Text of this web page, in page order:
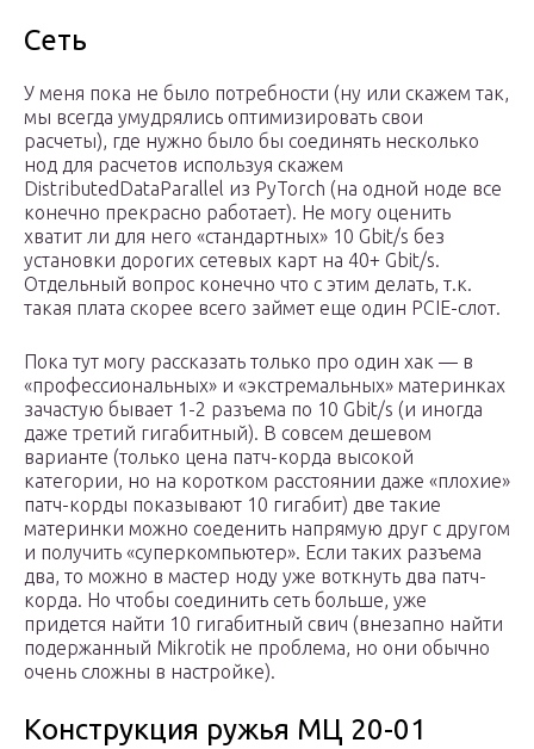
Сеть
У меня пока не было потребности (ну или скажем так,
мы всегда умудрялись оптимизировать свои
расчеты), где нужно было бы соединять несколько
нод для расчетов используя скажем
DistributedDataParallel из PyTorch (на одной ноде все
конечно прекрасно работает). Не могу оценить
хватит ли для него «стандартных» 10 Gbit/s без
установки дорогих сетевых карт на 40+ Gbit/s.
Отдельный вопрос конечно что с этим делать, т.к.
такая плата скорее всего займет еще один PCIE-слот.
Пока тут могу рассказать только про один хак — в
«профессиональных» и «экстремальных» материнках
зачастую бывает 1-2 разъема по 10 Gbit/s (и иногда
даже третий гигабитный). В совсем дешевом
варианте (только цена патч-корда высокой
категории, но на коротком расстоянии даже «плохие»
патч-корды показывают 10 гигабит) две такие
материнки можно соеденить напрямую друг с другом
и получить «суперкомпьютер». Если таких разъема
два, то можно в мастер ноду уже воткнуть два патч-
корда. Но чтобы соединить сеть больше, уже
придется найти 10 гигабитный свич (внезапно найти
подержанный Mikrotik не проблема, но они обычно
очень сложны в настройке).
Конструкция ружья МЦ 20-01